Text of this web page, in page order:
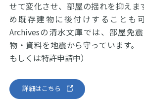
せて変化させ、部屋の揺れを抑えま
め既存建物に後付けすることも
Archivesの清水文庫では、部屋免
物・資料を地震から守っています。
もしくは特許申請中）
詳細はこちら